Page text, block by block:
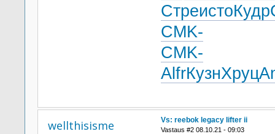
СтреистоКудр
CMK-
CMK-
AlfrКузнХруц
wellthisisme Vs: reebok legacy lifter ii
Vastaus #2 08.10.21 - 09:03